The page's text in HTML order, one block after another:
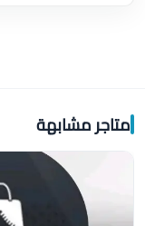
متاجر مشابهة